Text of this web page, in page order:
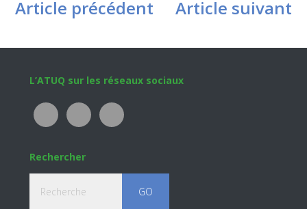
Article précédent Article suivant
Footer
L’ATUQ sur les réseaux sociaux
Rechercher